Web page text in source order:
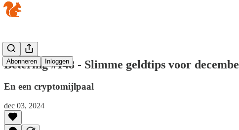
Abonneren Inloggen
Betering #148 - Slimme geldtips voor
En een cryptomijlpaal
dec 03, 2024